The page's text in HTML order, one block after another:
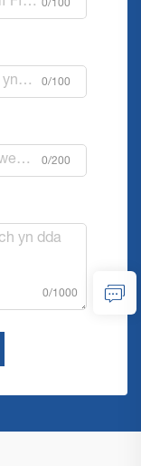
0/100
0/100
0/200
0/1000